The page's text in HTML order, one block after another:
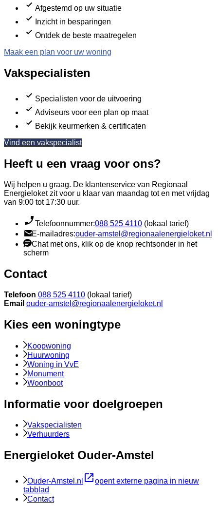
Afgestemd op uw situatie
Inzicht in besparingen
Ontdek de beste maatregelen
Maak een plan voor uw woning
Vakspecialisten
Specialisten voor de uitvoering
Adviseurs voor een plan op maat
Bekijk keurmerken & certificaten
Vind een vakspecialist
Heeft u een vraag voor ons?
Wij helpen u graag. De klantenservice van Regionaal
Energieloket zit voor u klaar van maandag tot en met vrijdag
van 9:00 tot 17:30 uur.
Telefoonnummer:088 525 4110 (lokaal tarief)
E-mailadres:ouder-amstel@regionaalenergieloket.nl
Chat met ons, klik op de knop rechtsonder in het
scherm
Contact
Telefoon 088 525 4110 (lokaal tarief)
Email ouder-amstel@regionaalenergieloket.nl
Kies een woningtype
Koopwoning
Huurwoning
Woning in VvE
Monument
Woonboot
Informatie voor doelgroepen
Vakspecialisten
Verhuurders
Energieloket Ouder-Amstel
Ouder-Amstel.nl
opent externe pagina in nieuw
tabblad
Contact